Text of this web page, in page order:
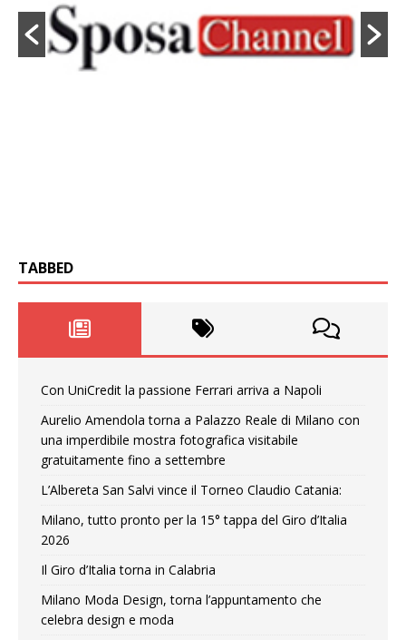
TABBED
Con UniCredit la passione Ferrari arriva a Napoli
Aurelio Amendola torna a Palazzo Reale di Milano con
una imperdibile mostra fotografica visitabile
gratuitamente fino a settembre
L’Albereta San Salvi vince il Torneo Claudio Catania:
Milano, tutto pronto per la 15° tappa del Giro d’Italia
2026
Il Giro d’Italia torna in Calabria
Milano Moda Design, torna l’appuntamento che
celebra design e moda